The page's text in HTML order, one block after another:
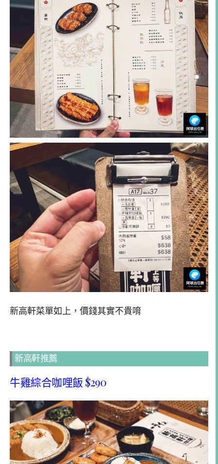
新高軒菜單如上，價錢其實不貴唷
新高軒推薦
牛雞綜合咖哩飯 $290